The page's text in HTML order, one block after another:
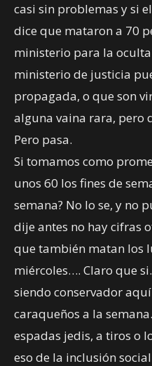
casi sin problemas y si
dice que mataron a 70
ministerio para la
ministerio de justicia
propagada, o que son
alguna vaina rara, pero
Pero pasa.
Si tomamos como
unos 60 los fines de
semana? No lo se, y no
dije antes no hay cifras
que también matan los
miércoles…. Claro que
siendo conservador
caraqueños a la
espadas jedis, a tiros o
eso de la inclusión